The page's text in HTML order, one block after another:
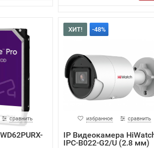
сравнить
ХИТ! -48%
избранное сравнить
IP Видеокамера
IPC-B022-G2/U (2.8 мм)